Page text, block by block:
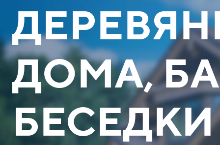
ДОМА,
БЕСЕДКИ
Дом коттедж 2эт 11х12
Оцилиндрованное бревно
Скидка до 449900 ₽
Дом